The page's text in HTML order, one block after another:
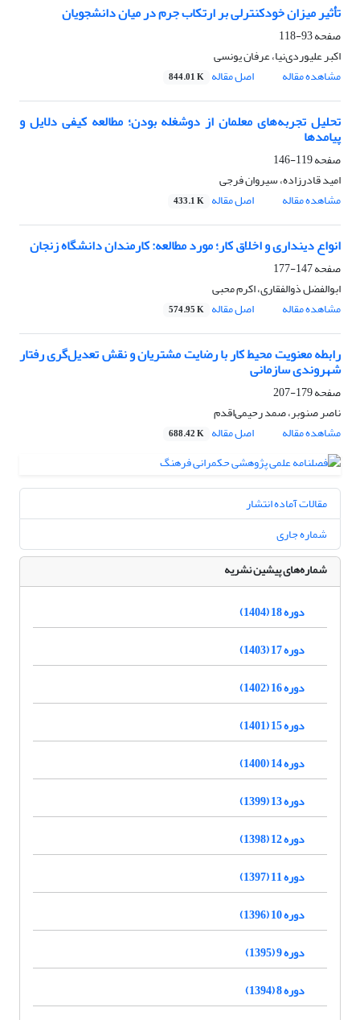
تأثیر میزان خودکنترلی بر ارتکاب جرم در میان دانشجویان
صفحه93-118
اکبر علیوردی‌نیا، عرفان یونسی
مشاهده مقاله
اصل مقاله 844.01 K
تحلیل تجربه‌‌های معلمان از دوشغله بودن؛ مطالعه کیفی دلایل و
پیامدها
صفحه119-146
امید قادرزاده، سیروان فرجی
مشاهده مقاله
اصل مقاله 433.1 K
انواع دینداری و اخلاق کار؛ مورد مطالعه: کارمندان دانشگاه زنجان
صفحه147-177
ابوالفضل ذوالفقاری، اکرم محبی
مشاهده مقاله
اصل مقاله 574.95 K
رابطه معنویت محیط کار با رضایت مشتریان و نقش تعدیل‌گری رفتار
شهروندی سازمانی
صفحه179-207
ناصر صنوبر، صمد رحیمی‌اقدم
مشاهده مقاله
اصل مقاله 688.42 K
مقالات آماده انتشار
شماره جاری
شماره‌های پیشین نشریه
دوره 18 (1404)
دوره 17 (1403)
دوره 16 (1402)
دوره 15 (1401)
دوره 14 (1400)
دوره 13 (1399)
دوره 12 (1398)
دوره 11 (1397)
دوره 10 (1396)
دوره 9 (1395)
دوره 8 (1394)